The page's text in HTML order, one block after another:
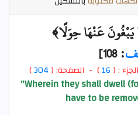
يَبْغُونَ عَنْهَا حِوَلًا﴾
: 108]
: (
16) - الصفحة: ( 304
)
"Wherein they shall dwell
have to be